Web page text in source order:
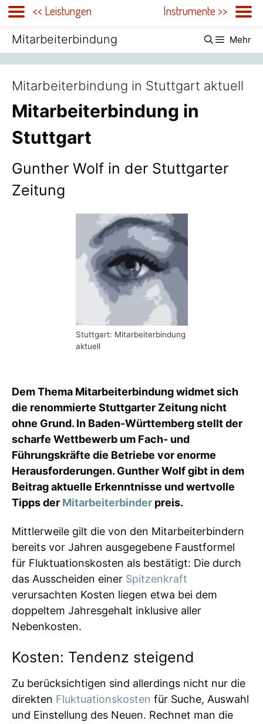
Zum
springen
Mitarbeiterbindung Mehr
Mitarbeiterbindung in Stuttgart aktuell
Mitarbeiterbindung in
Stuttgart
Gunther Wolf in der Stuttgarter
Zeitung
Stuttgart: Mitarbeiterbindung
aktuell
Dem Thema Mitarbeiterbindung widmet sich
die renommierte Stuttgarter Zeitung nicht
ohne Grund. In Baden-Württemberg stellt der
scharfe Wettbewerb um Fach- und
Führungskräfte die Betriebe vor enorme
Herausforderungen. Gunther Wolf gibt in dem
Beitrag aktuelle Erkenntnisse und wertvolle
Tipps der Mitarbeiterbinder preis.
Mittlerweile gilt die von den Mitarbeiterbindern
bereits vor Jahren ausgegebene Faustformel
für Fluktuationskosten als bestätigt: Die durch
das Ausscheiden einer Spitzenkraft
verursachten Kosten liegen etwa bei dem
doppeltem Jahresgehalt inklusive aller
Nebenkosten.
Kosten: Tendenz steigend
Zu berücksichtigen sind allerdings nicht nur die
direkten Fluktuationskosten für Suche, Auswahl
und Einstellung des Neuen. Rechnet man die
<< Leistungen Instrumente >>